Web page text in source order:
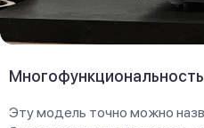
Многофункциональность
Эту модель точно можно